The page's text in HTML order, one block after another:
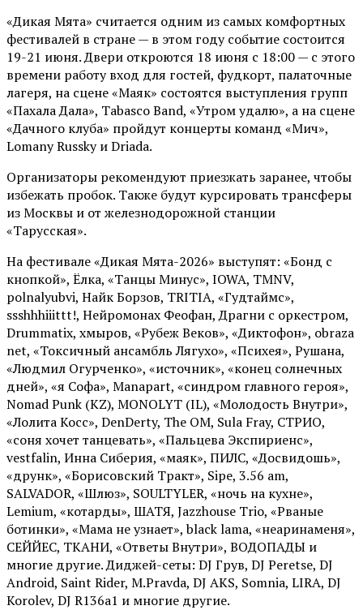
«Дикая Мята» считается одним из самых комфортных
фестивалей в стране — в этом году событие состоится
19-21 июня. Двери откроются 18 июня с 18:00 — с этого
времени работу вход для гостей, фудкорт, палаточные
лагеря, на сцене «Маяк» состоятся выступления групп
«Пахала Дала», Tabasco Band, «Утром удалю», а на сцене
«Дачного клуба» пройдут концерты команд «Мич»,
Lomany Russky и Driada.
Организаторы рекомендуют приезжать заранее, чтобы
избежать пробок. Также будут курсировать трансферы
из Москвы и от железнодорожной станции
«Тарусская».
На фестивале «Дикая Мята-2026» выступят: «Бонд с
кнопкой», Ёлка, «Танцы Минус», IOWA, TMNV,
polnalyubvi, Найк Борзов, TRITIA, «Гудтаймс»,
ssshhhiiittt!, Нейромонах Феофан, Драгни с оркестром,
Drummatix, хмыров, «Рубеж Веков», «Диктофон», obraza
net, «Токсичный ансамбль Лягухо», «Психея», Рушана,
«Людмил Огурченко», «источник», «конец солнечных
дней», «я Софа», Manapart, «синдром главного героя»,
Nomad Punk (KZ), MONOLYT (IL), «Молодость Внутри»,
«Лолита Косс», DenDerty, The OM, Sula Fray, СТРИО,
«соня хочет танцевать», «Пальцева Экспириенс»,
vestfalin, Инна Сиберия, «маяк», ПИЛС, «Досвидошь»,
«друнк», «Борисовский Тракт», Sipe, 3.56 am,
SALVADOR, «Шлюз», SOULTYLER, «ночь на кухне»,
Lemium, «котарды», ШАТЯ, Jazzhouse Trio, «Рваные
ботинки», «Мама не узнает», black lama, «неаринаменя»,
СЕЙЙЕС, ТКАНИ, «Ответы Внутри», ВОДОПАДЫ и
многие другие. Диджей-сеты: DJ Грув, DJ Peretse, DJ
Android, Saint Rider, М.Pravda, DJ AKS, Somnia, LIRA, DJ
Korolev, DJ R136a1 и многие другие.